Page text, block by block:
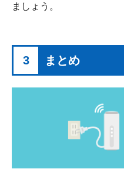
ましょう。
3 まとめ